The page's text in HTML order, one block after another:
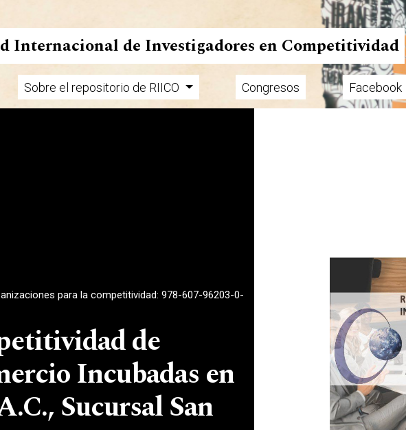
Internacional de Investigadores en Competitividad
Sobre el repositorio de RIICO Congresos Facebook
para la competitividad: 978-607-96203-0-
de
Incubadas en
Sucursal San
Imagen de